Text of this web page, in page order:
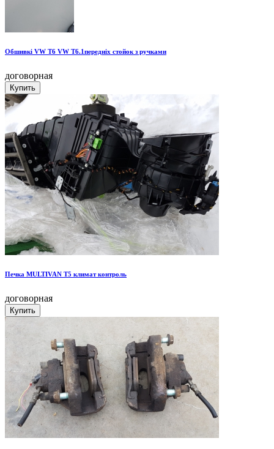
Обшивкі VW T6 VW T6.1передніх стойок з ручками
договорная
Печка MULTIVAN T5 климат контроль
договорная